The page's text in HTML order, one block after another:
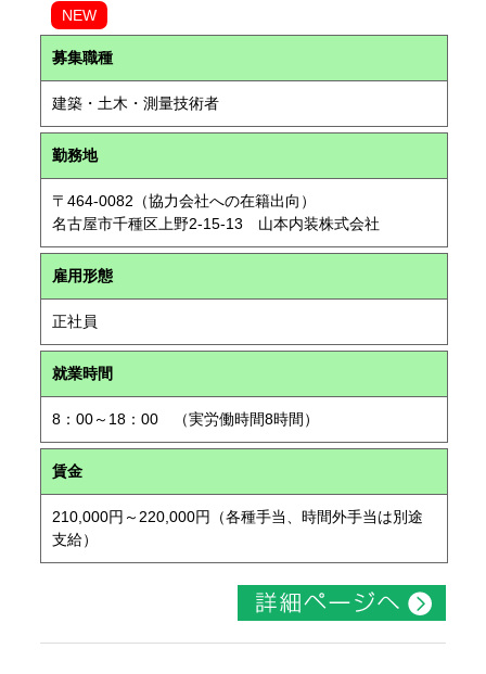
NEW
募集職種
建築・土木・測量技術者
勤務地
〒464-0082（協力会社への在籍出向）
名古屋市千種区上野2-15-13 山本内装株式会社
雇用形態
正社員
就業時間
8：00～18：00 （実労働時間8時間）
賃金
210,000円～220,000円（各種手当、時間外手当は別途
支給）